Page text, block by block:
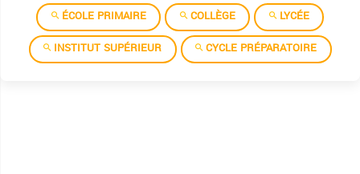
ÉCOLE PRIMAIRE COLLÈGE
LYCÉE
INSTITUT SUPÉRIEUR
CYCLE PRÉPARATOIRE